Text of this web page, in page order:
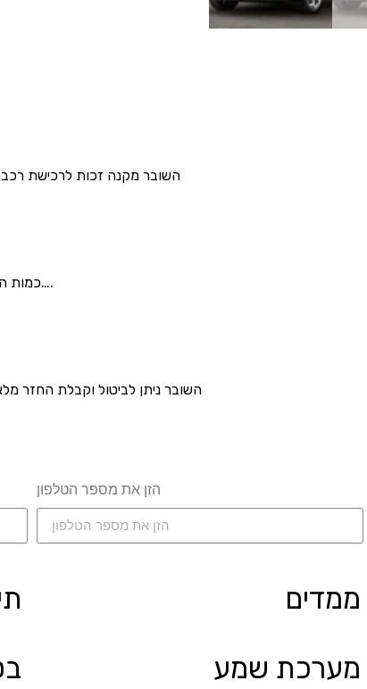
השובר מקנה זכות לרכישת
כמות הרכבים המוצעת מוגבלת-מהר\י שלא תפספס\י….
השובר ניתן לביטול וקבלת החזר
הזן את מספר הטלפון
ממדים
מערכת שמע